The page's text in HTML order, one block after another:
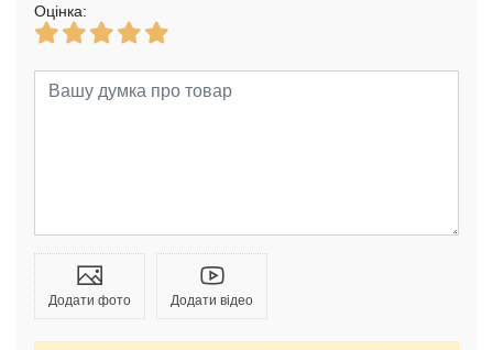
Оцінка:
Додати фото Додати відео